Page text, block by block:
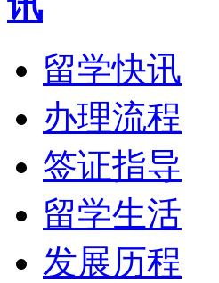
留学快讯
办理流程
签证指导
留学生活
发展历程